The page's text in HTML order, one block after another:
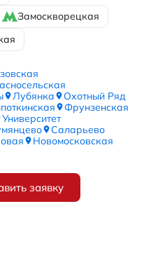
Замоскворецкая
Лубянка
Охотный Ряд
Фрунзенская
Университет
Саларьево
Новомосковская
заявку